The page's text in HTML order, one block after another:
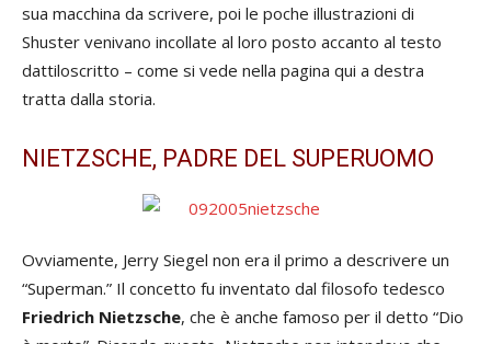
sua macchina da scrivere, poi le poche illustrazioni di
Shuster venivano incollate al loro posto accanto al testo
dattiloscritto – come si vede nella pagina qui a destra
tratta dalla storia.
NIETZSCHE, PADRE DEL SUPERUOMO
Ovviamente, Jerry Siegel non era il primo a descrivere un
“Superman.” Il concetto fu inventato dal filosofo tedesco
Friedrich Nietzsche, che è anche famoso per il detto “Dio